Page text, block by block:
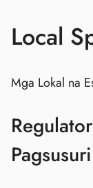
Local
Mga Lokal na